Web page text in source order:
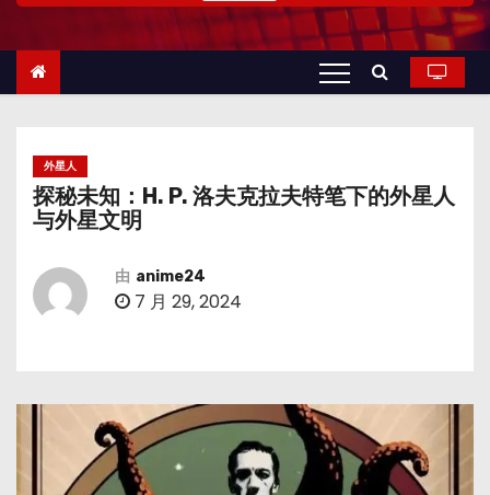
外星人
探秘未知：H. P. 洛夫克拉夫特笔下的外星人
与外星文明
由 anime24
7 月 29, 2024